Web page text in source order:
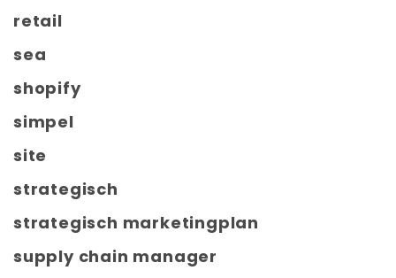
retail
sea
shopify
simpel
site
strategisch
strategisch marketingplan
supply chain manager